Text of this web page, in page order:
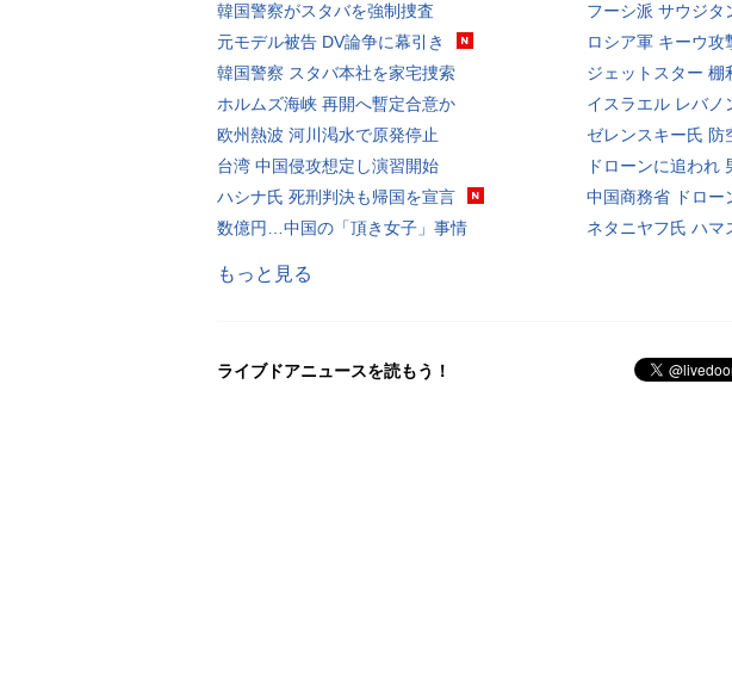
韓国警察がスタバを強制捜査
元モデル被告 DV論争に幕引き
韓国警察 スタバ本社を家宅捜索
ホルムズ海峡 再開へ暫定合意か
欧州熱波 河川渇水で原発停止
台湾 中国侵攻想定し演習開始
ハシナ氏 死刑判決も帰国を宣言
数億円…中国の「頂き女子」事情
フーシ派 サウジタ
ロシア軍 キーウ攻
ジェットスター 棚
イスラエル レバノ
ゼレンスキー氏 防
ドローンに追われ
中国商務省 ドロー
ネタニヤフ氏 ハマ
もっと見る
ライブドアニュースを読もう！